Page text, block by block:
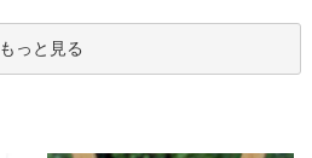
もっと見る